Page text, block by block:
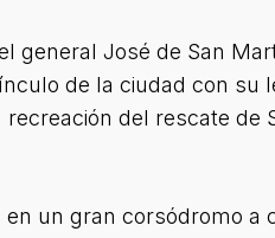
José de San
de la ciudad con su
del rescate de
un gran corsódromo a